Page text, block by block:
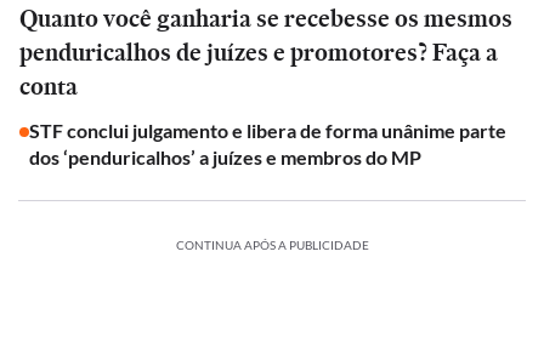
Quanto você ganharia se recebesse os mesmos
penduricalhos de juízes e promotores? Faça a
conta
STF conclui julgamento e libera de forma unânime parte
dos ‘penduricalhos’ a juízes e membros do MP
CONTINUA APÓS A PUBLICIDADE